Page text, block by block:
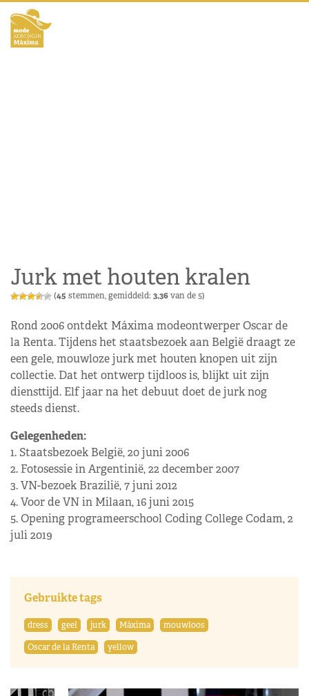
Jurk met houten kralen
(45 stemmen, gemiddeld: 3,36van de 5)
Rond 2006 ontdekt Máxima modeontwerper Oscar de
la Renta. Tijdens het staatsbezoek aan België draagt ze
een gele, mouwloze jurk met houten knopen uit zijn
collectie. Dat het ontwerp tijdloos is, blijkt uit zijn
diensttijd. Elf jaar na het debuut doet de jurk nog
steeds dienst.
Gelegenheden:
1. Staatsbezoek België, 20 juni 2006
2. Fotosessie in Argentinië, 22 december 2007
3. VN-bezoek Brazilië, 7 juni 2012
4. Voor de VN in Milaan, 16 juni 2015
5. Opening programeerschool Coding College Codam, 2
juli 2019
Gebruikte tags
dress geel jurk Máxima
mouwloos
Oscar de la Renta
yellow